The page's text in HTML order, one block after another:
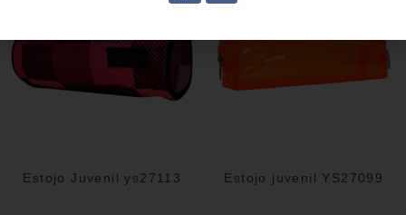
Estojo Juvenil ys27113 Estojo juvenil YS27099